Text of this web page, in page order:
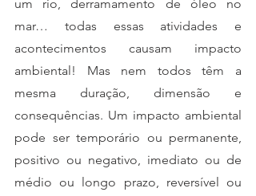
um rio, derramamento de óleo no
mar… todas essas atividades e
acontecimentos causam impacto
ambiental! Mas nem todos têm a
mesma duração, dimensão e
consequências. Um impacto ambiental
pode ser temporário ou permanente,
positivo ou negativo, imediato ou de
médio ou longo prazo, reversível ou